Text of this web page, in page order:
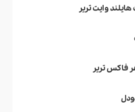
وایت تریر
فاکس تریر